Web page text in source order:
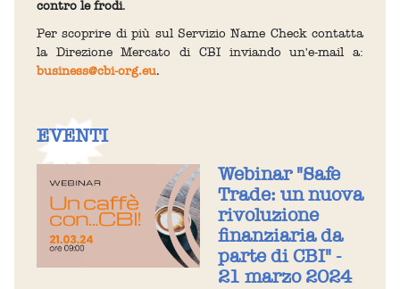
contro le frodi.
Per scoprire di più sul Servizio Name Check contatta
la Direzione Mercato di CBI inviando un'e-mail a:
business@cbi-org.eu.
EVENTI
Webinar "Safe
Trade: un nuova
rivoluzione
finanziaria da
parte di CBI" -
21 marzo 2024